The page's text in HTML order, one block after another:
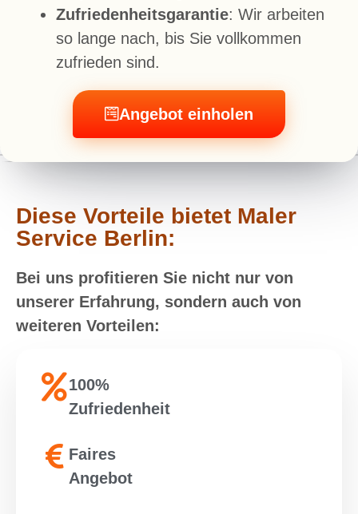
Zufriedenheitsgarantie: Wir arbeiten
so lange nach, bis Sie vollkommen
zufrieden sind.
Angebot einholen
Diese Vorteile bietet Maler
Service Berlin:
Bei uns profitieren Sie nicht nur von
unserer Erfahrung, sondern auch von
weiteren Vorteilen:
100%
Zufriedenheit
Faires
Angebot